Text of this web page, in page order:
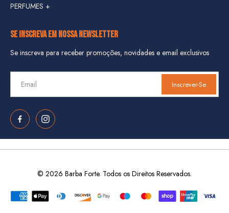
COMBOS
LINHA DANGER +
LINHA HIPSTER +
LINHA GASOLINE +
LINHA MEN CARE +
PERFUMES +
SE INSCREVA EM NOSSA NEWSLETTER
Se inscreva para receber promoções, novidades e email exclusivos
Inscrever-Se
© 2026 Barba Forte. Todos os Direitos Reservados.